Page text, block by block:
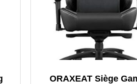
ORAXEAT Siège